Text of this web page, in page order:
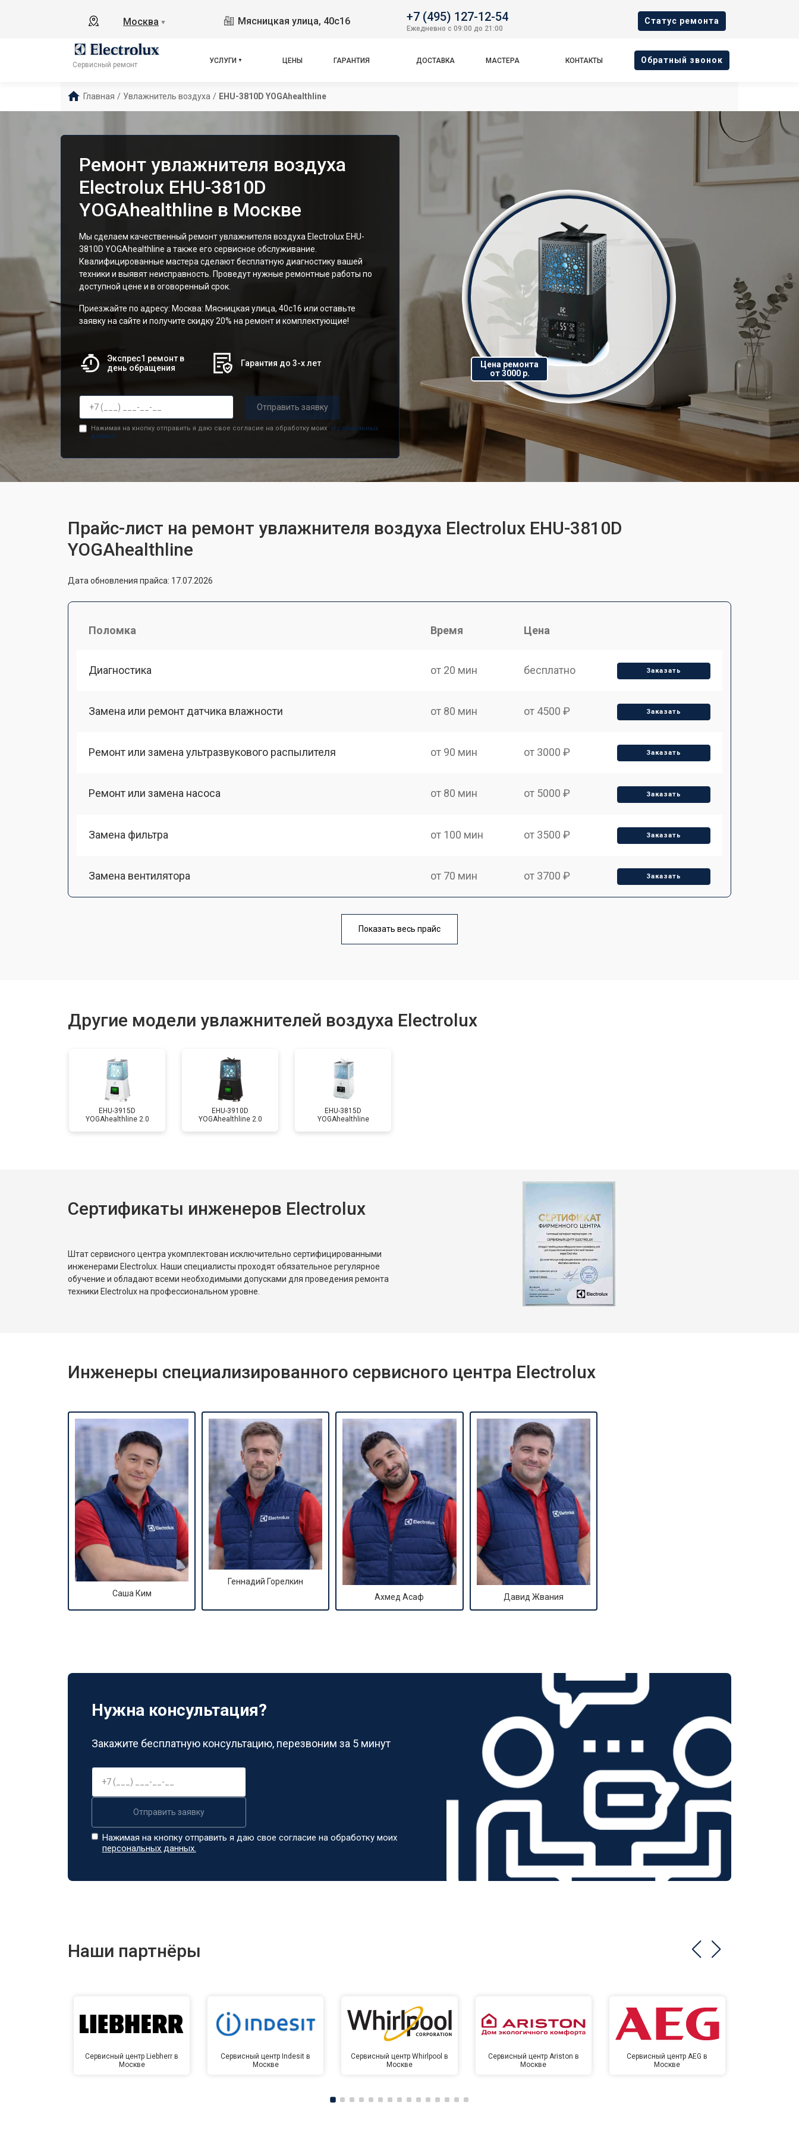
Москва ▼ Мясницкая улица, 40с16 +7 (495) 127-12-54
Ежедневно с 09:00 до 21:00
Cтатус ремонта
Сервисный ремонт
УСЛУГИ ЦЕНЫ ГАРАНТИЯ ДОСТАВКА МАСТЕРА КОНТАКТЫ Oбратный звонок
Главная / Увлажнитель воздуха / EHU-3810D YOGAhealthline
Ремонт увлажнителя воздуха
Electrolux EHU-3810D
YOGAhealthline в Москве
Мы сделаем качественный ремонт увлажнителя воздуха Electrolux EHU-
3810D YOGAhealthline а также его сервисное обслуживание.
Квалифицированные мастера сделают бесплатную диагностику вашей
техники и выявят неисправность. Проведут нужные ремонтные работы по
доступной цене и в оговоренный срок.
Приезжайте по адресу: Москва: Мясницкая улица, 40с16 или оставьте
заявку на сайте и получите скидку 20% на ремонт и комплектующие!
Экспрес1 ремонт в
день обращения
Гарантия до 3-х лет
Отправить заявку
Нажимая на кнопку отправить я даю свое согласие на обработку моих персональных
данных.
Цена ремонта
от 3000 р.
Прайс-лист на ремонт увлажнителя воздуха Electrolux EHU-3810D
YOGAhealthline
Дата обновления прайса: 17.07.2026
Поломка Время Цена
Диагностика от 20 мин бесплатно Заказать
Замена или ремонт датчика влажности от 80 мин от 4500 ₽ Заказать
Ремонт или замена ультразвукового распылителя от 90 мин от 3000 ₽ Заказать
Ремонт или замена насоса от 80 мин от 5000 ₽ Заказать
Замена фильтра от 100 мин от 3500 ₽ Заказать
Замена вентилятора от 70 мин от 3700 ₽ Заказать
от 120 мин
Показать весь прайс
Другие модели увлажнителей воздуха Electrolux
EHU-3915D
YOGAhealthline 2.0
EHU-3910D
YOGAhealthline 2.0
EHU-3815D
YOGAhealthline
Сертификаты инженеров Electrolux
Штат сервисного центра укомплектован исключительно сертифицированными
инженерами Electrolux. Наши специалисты проходят обязательное регулярное
обучение и обладают всеми необходимыми допусками для проведения ремонта
техники Electrolux на профессиональном уровне.
Инженеры специализированного сервисного центра Electrolux
Саша Ким
Геннадий Горелкин
Ахмед Асаф
Давид Жвания
Нужна консультация?
Закажите бесплатную консультацию, перезвоним за 5 минут
Отправить заявку
Нажимая на кнопку отправить я даю свое согласие на обработку моих
персональных данных.
Наши партнёры
Сервисный центр Liebherr в
Москве
Сервисный центр Indesit в
Москве
Сервисный центр Whirlpool в
Москве
Сервисный центр Ariston в
Москве
Сервисный центр AEG в
Москве